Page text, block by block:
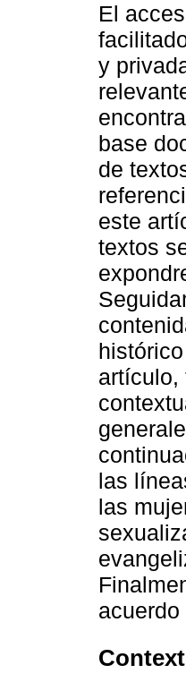
El
y
base
de
este
textos
artículo,
las
las